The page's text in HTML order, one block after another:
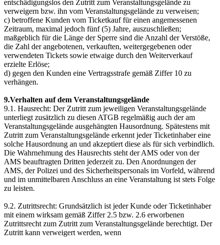
entschädigungslos den Zutritt zum Veranstaltungsgelände zu
verweigern bzw. ihn vom Veranstaltungsgelände zu verweisen;
c) betroffene Kunden vom Ticketkauf für einen angemessenen
Zeitraum, maximal jedoch fünf (5) Jahre, auszuschließen;
maßgeblich für die Länge der Sperre sind die Anzahl der Verstöße,
die Zahl der angebotenen, verkauften, weitergegebenen oder
verwendeten Tickets sowie etwaige durch den Weiterverkauf
erzielte Erlöse;
d) gegen den Kunden eine Vertragsstrafe gemäß Ziffer 10 zu
verhängen.
9.Verhalten auf dem Veranstaltungsgelände
9.1. Hausrecht: Der Zutritt zum jeweiligen Veranstaltungsgelände
unterliegt zusätzlich zu diesen ATGB regelmäßig auch der am
Veranstaltungsgelände ausgehängten Hausordnung. Spätestens mit
Zutritt zum Veranstaltungsgelände erkennt jeder Ticketinhaber eine
solche Hausordnung an und akzeptiert diese als für sich verbindlich.
Die Wahrnehmung des Hausrechts steht der AMS oder von der
AMS beauftragten Dritten jederzeit zu. Den Anordnungen der
AMS, der Polizei und des Sicherheitspersonals im Vorfeld, während
und im unmittelbaren Anschluss an eine Veranstaltung ist stets Folge
zu leisten.
9.2. Zutrittsrecht: Grundsätzlich ist jeder Kunde oder Ticketinhaber
mit einem wirksam gemäß Ziffer 2.5 bzw. 2.6 erworbenen
Zutrittsrecht zum Zutritt zum Veranstaltungsgelände berechtigt. Der
Zutritt kann verweigert werden, wenn